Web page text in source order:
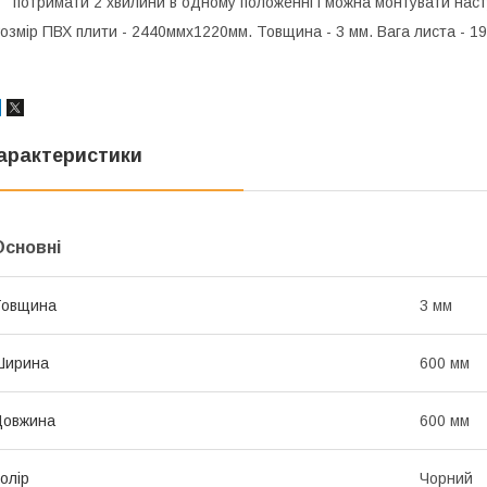
ПВХ плити - 2440ммх1220мм. Товщина - 3 мм. Вага листа -
3 мм
600 мм
600 мм
Чорний